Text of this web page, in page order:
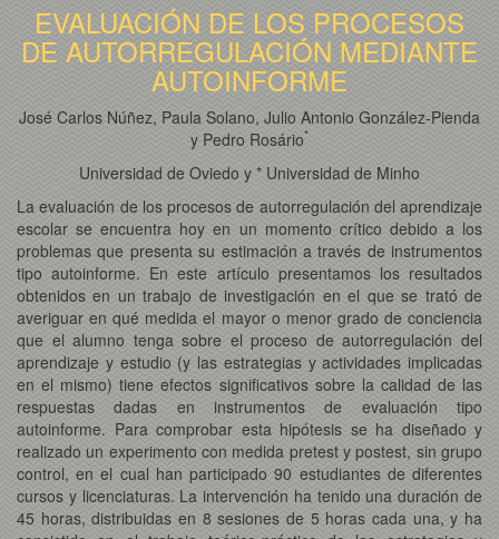
EVALUACIÓN DE LOS PROCESOS
DE AUTORREGULACIÓN MEDIANTE
AUTOINFORME
José Carlos Núñez, Paula Solano, Julio Antonio González-Pienda
y Pedro Rosário*
Universidad de Oviedo y * Universidad de Minho
La evaluación de los procesos de autorregulación del aprendizaje
escolar se encuentra hoy en un momento crítico debido a los
problemas que presenta su estimación a través de instrumentos
tipo autoinforme. En este artículo presentamos los resultados
obtenidos en un trabajo de investigación en el que se trató de
averiguar en qué medida el mayor o menor grado de conciencia
que el alumno tenga sobre el proceso de autorregulación del
aprendizaje y estudio (y las estrategias y actividades implicadas
en el mismo) tiene efectos significativos sobre la calidad de las
respuestas dadas en instrumentos de evaluación tipo
autoinforme. Para comprobar esta hipótesis se ha diseñado y
realizado un experimento con medida pretest y postest, sin grupo
control, en el cual han participado 90 estudiantes de diferentes
cursos y licenciaturas. La intervención ha tenido una duración de
45 horas, distribuidas en 8 sesiones de 5 horas cada una, y ha